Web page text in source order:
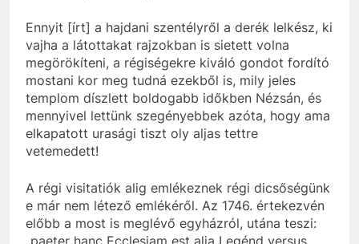
Ennyit [írt] a hajdani szentélyről a derék lelkész, ki
vajha a látottakat rajzokban is sietett volna
megörökíteni, a régiségekre kiváló gondot fordító
mostani kor meg tudná ezekből is, mily jeles
templom díszlett boldogabb időkben Nézsán, és
mennyivel lettünk szegényebbek azóta, hogy ama
elkapatott urasági tiszt oly aljas tettre
vetemedett!
A régi visitatiók alig emlékeznek régi dicsőségünk
e már nem létező emlékéről. Az 1746. értekezvén
előbb a most is meglévő egyházról, utána teszi: